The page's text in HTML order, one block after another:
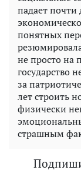
падает почти
понятных
не просто на
государство
за
лет строить
физически
страшным